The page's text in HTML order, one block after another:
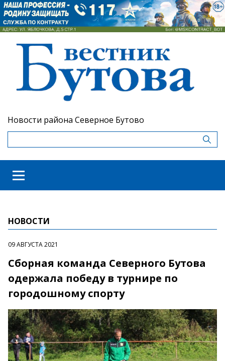
Новости района Северное Бутово
НОВОСТИ
09 АВГУСТА 2021
Сборная команда Северного Бутова
одержала победу в турнире по
городошному спорту